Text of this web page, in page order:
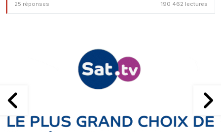
25 réponses 190 462 lectures